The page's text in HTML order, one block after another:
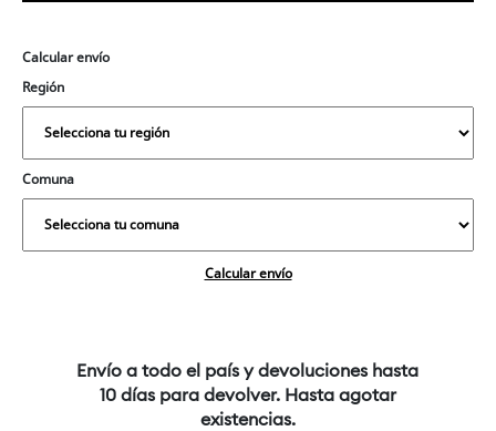
Calcular envío
Región
Comuna
Calcular envío
Envío a todo el país y devoluciones hasta
10 días para devolver. Hasta agotar
existencias.